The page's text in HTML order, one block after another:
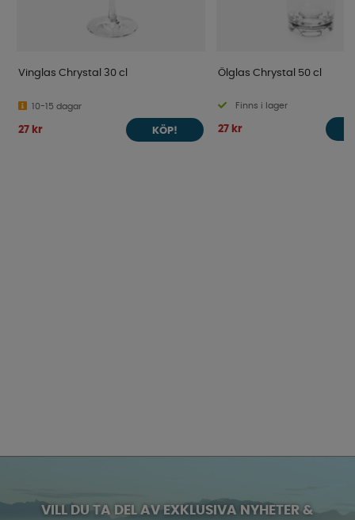
Vinglas Chrystal 30 cl
10-15 dagar
27 kr KÖP!
Ölglas Chrystal 50 cl
Finns i lager
27 kr
VILL DU TA DEL AV EXKLUSIVA NYHETER &